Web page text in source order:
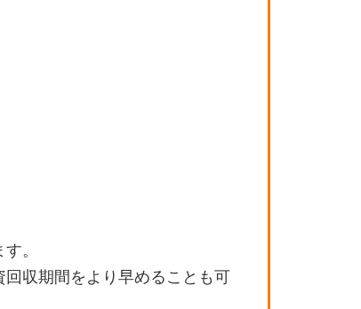
。
収期間をより早めることも可